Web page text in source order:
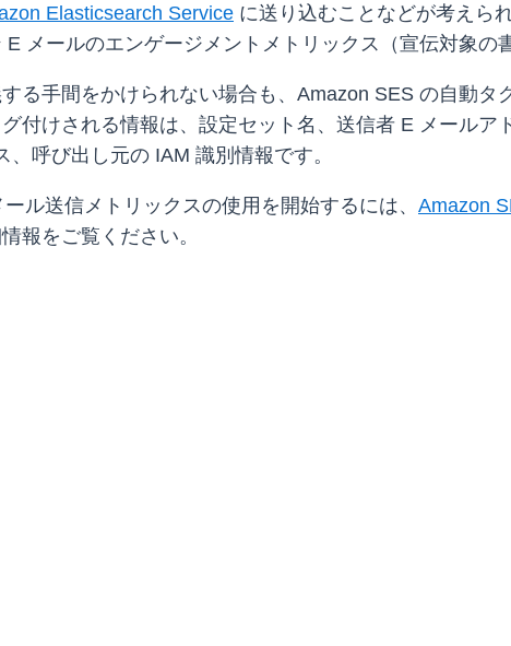
Elasticsearch Service に送り込むことなどが考えら
メールのエンゲージメントメトリックス（宣伝対象の
る手間をかけられない場合も、Amazon SES の自動
付けされる情報は、設定セット名、送信者 E メール
、呼び出し元の IAM 識別情報です。
ル送信メトリックスの使用を開始するには、 Amazon
報をご覧ください。